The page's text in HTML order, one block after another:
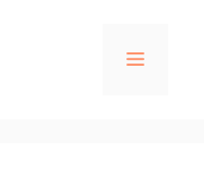
Meny